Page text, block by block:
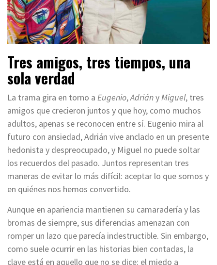
Tres amigos, tres tiempos, una
sola verdad
La trama gira en torno a Eugenio,AdriányMiguel, tres
amigos que crecieron juntos y que hoy, como muchos
adultos, apenas se reconocen entre sí. Eugenio mira al
futuro con ansiedad, Adrián vive anclado en un presente
hedonista y despreocupado, y Miguel no puede soltar
los recuerdos del pasado. Juntos representan tres
maneras de evitar lo más difícil: aceptar lo que somos y
en quiénes nos hemos convertido.
Aunque en apariencia mantienen su camaradería y las
bromas de siempre, sus diferencias amenazan con
romper un lazo que parecía indestructible. Sin embargo,
como suele ocurrir en las historias bien contadas, la
clave está en aquello que no se dice: el miedo a